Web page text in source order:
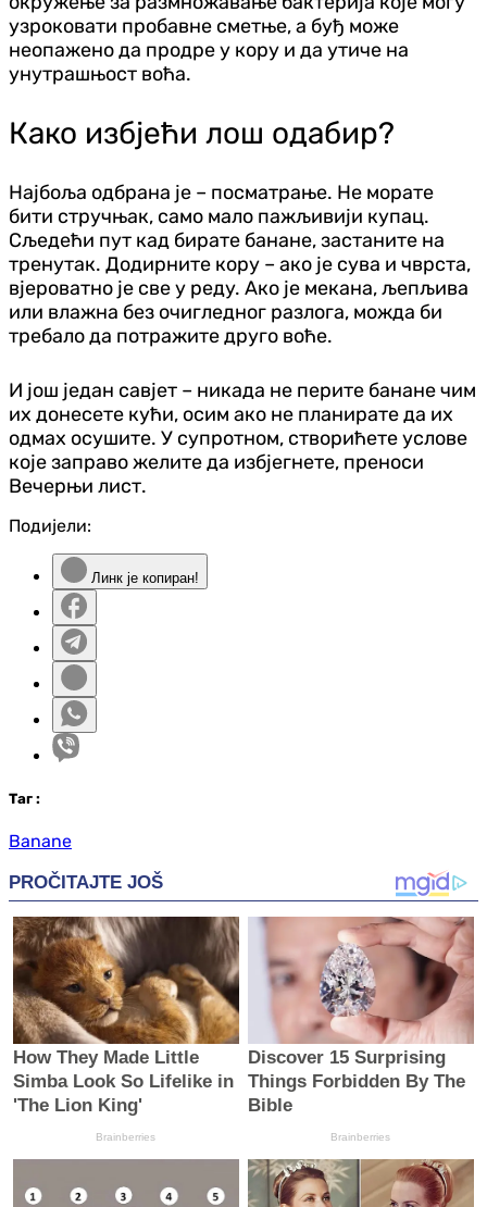
узроковати пробавне сметње, а буђ може
неопажено да продре у кору и да утиче на
унутрашњост воћа.
Како избјећи лош одабир?
Најбоља одбрана је – посматрање. Не морате
бити стручњак, само мало пажљивији купац.
Сљедећи пут кад бирате банане, застаните на
тренутак. Додирните кору – ако је сува и чврста,
вјероватно је све у реду. Ако је мекана, љепљива
или влажна без очигледног разлога, можда би
требало да потражите друго воће.
И још један савјет – никада не перите банане чим
их донесете кући, осим ако не планирате да их
одмах осушите. У супротном, створићете услове
које заправо желите да избјегнете, преноси
Вечерњи лист.
Подијели:
Линк је копиран!
Таг :
Banane